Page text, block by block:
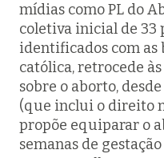
mídias como PL do
coletiva inicial de 33
identificados com as
católica, retrocede
sobre o aborto,
(que inclui o direito
propõe equiparar o
semanas de